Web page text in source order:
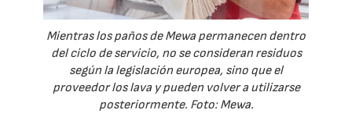
Mientras los paños de Mewa permanecen dentro
del ciclo de servicio, no se consideran residuos
según la legislación europea, sino que el
proveedor los lava y pueden volver a utilizarse
posteriormente. Foto: Mewa.